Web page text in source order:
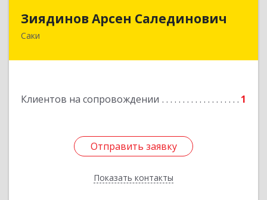
Зиядинов Арсен Салединович
Саки
Клиентов на сопровождении 1
Отправить заявку
Показать контакты
Отправить заявку
Назад